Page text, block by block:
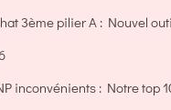
3ème pilier A : Nouvel
inconvénients : Notre top